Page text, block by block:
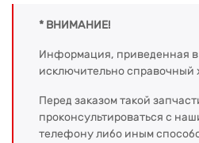
* ВНИМАНИЕ!
Информация, приведенная
исключительно справочный
Перед заказом такой
проконсультироваться с
телефону либо иным